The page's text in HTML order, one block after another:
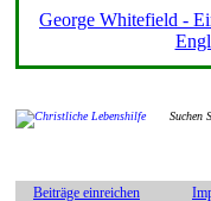
George Whitefield -
Suchen
Beiträge einreichen